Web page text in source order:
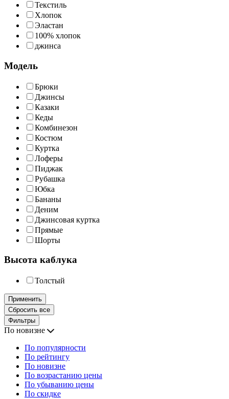
Текстиль
Хлопок
Эластан
100% хлопок
джинса
Модель
Брюки
Джинсы
Казаки
Кеды
Комбинезон
Костюм
Куртка
Лоферы
Пиджак
Рубашка
Юбка
Бананы
Деним
Джинсовая куртка
Прямые
Шорты
Высота каблука
Толстый
Применить
Сбросить все
Фильтры
По новизне
По популярности
По рейтингу
По новизне
По возрастанию цены
По убыванию цены
По скидке